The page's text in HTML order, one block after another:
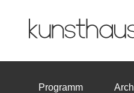
Programm